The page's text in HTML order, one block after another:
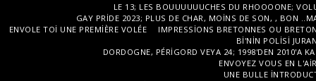
LE 13; LES BOUUUUUUCHES DU RHOOOONE;
GAY PRIDE 2023; PLUS DE CHAR, MOINS DE SON, , BON
ENVOLE TOI UNE PREMIÈRE VOLÉE
IMPRESSIONS BRETONNES OU
BI'NIN POLISI
DORDOGNE, PÉRIGORD VEYA 24; 1998'DEN 2010'A
ENVOYEZ VOUS EN
UNE BULLE